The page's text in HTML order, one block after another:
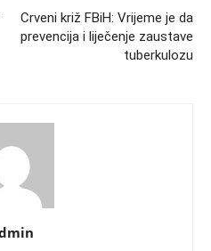
Crveni križ FBiH: Vrijeme je da
prevencija i liječenje zaustave
tuberkulozu